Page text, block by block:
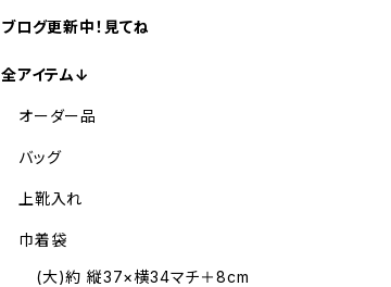
ブログ更新中！見てね
全アイテム↓
オーダー品
バッグ
上靴入れ
巾着袋
(大)約 縦37×横34マチ＋8cm